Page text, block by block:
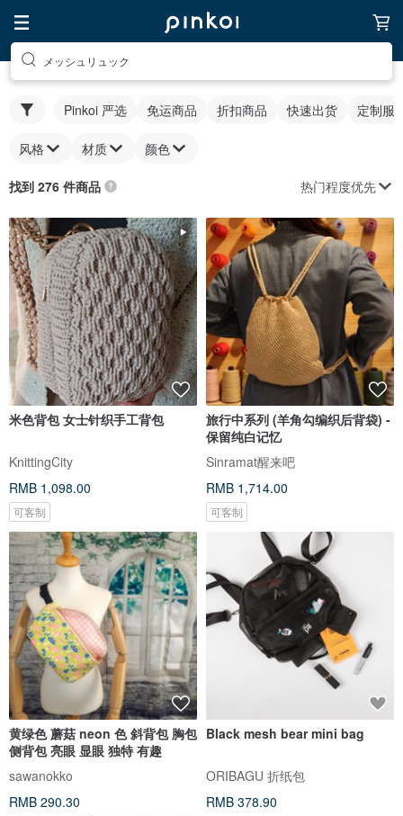
メッシュリュック
Pinkoi 严选 免运商品 折扣商品 快速出货 定制服
风格 材质 颜色
找到 276 件商品 热门程度优先
米色背包 女士针织手工背包
KnittingCity
RMB 1,098.00
可客制
旅行中系列 (羊角勾编织后背袋) -
保留纯白记忆
Sinramat醒来吧
RMB 1,714.00
可客制
黄绿色 蘑菇 neon 色 斜背包 胸包
侧背包 亮眼 显眼 独特 有趣
sawanokko
RMB 290.30
Black mesh bear mini bag
ORIBAGU 折纸包
RMB 378.90